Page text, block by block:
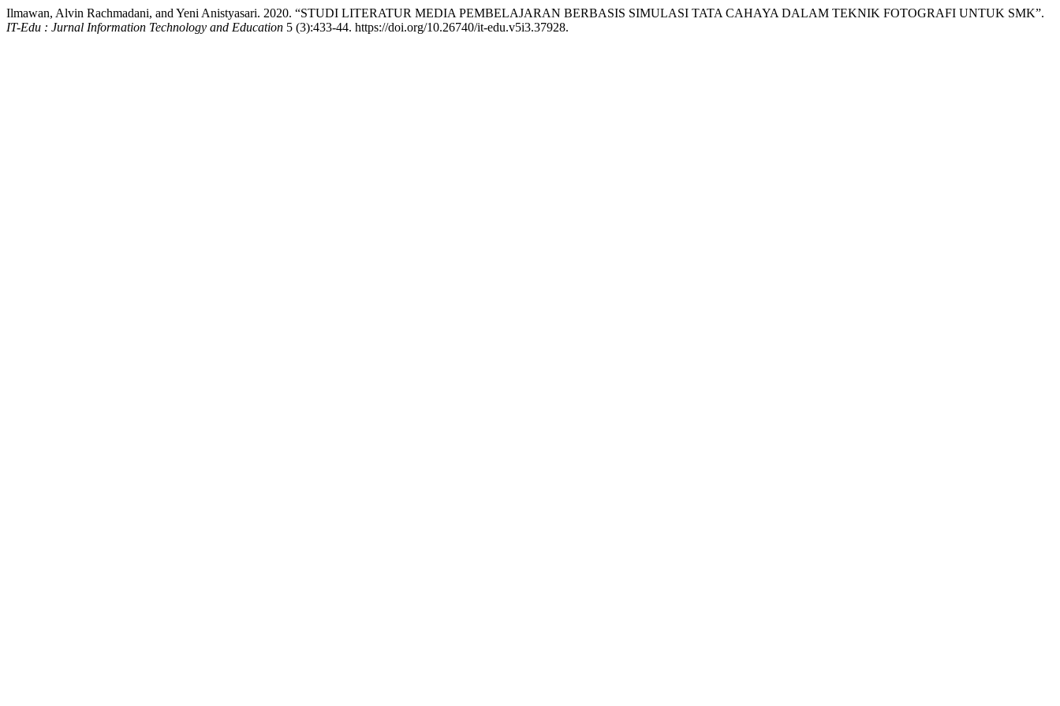
Ilmawan, Alvin Rachmadani, and Yeni Anistyasari. 2020. “STUDI LITERATUR MEDIA PEMBELAJARAN BERBASIS SIMULASI TATA CAHAYA DALAM TEKNIK FOTOGRAFI UNTUK SMK”.
IT-Edu : Jurnal Information Technology and Education 5 (3):433-44. https://doi.org/10.26740/it-edu.v5i3.37928.